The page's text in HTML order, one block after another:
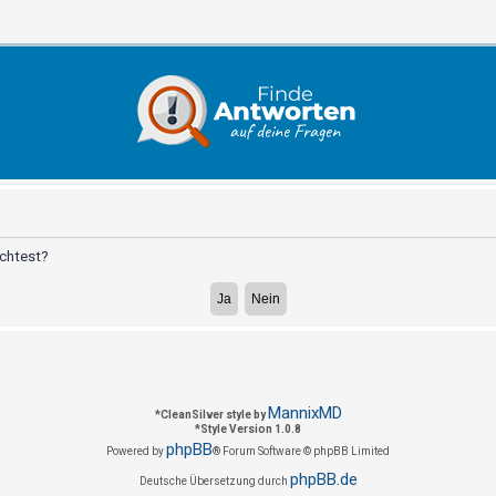
*CleanSilver style byMannixMD
*Style Version 1.0.8
Powered byphpBB® Forum Software © phpBB Limited
Deutsche Übersetzung durch phpBB.de